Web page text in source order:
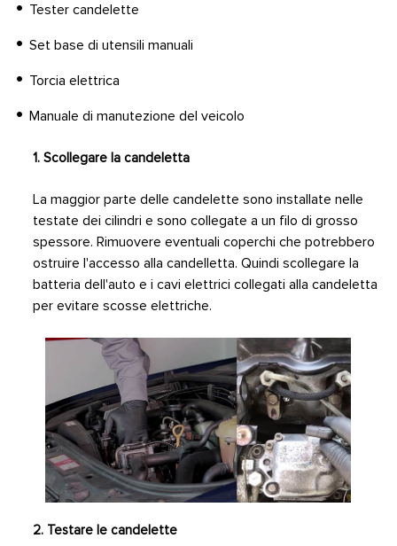
Tester candelette
Set base di utensili manuali
Torcia elettrica
Manuale di manutezione del veicolo
1. Scollegare la candeletta
La maggior parte delle candelette sono installate nelle
testate dei cilindri e sono collegate a un filo di grosso
spessore. Rimuovere eventuali coperchi che potrebbero
ostruire l'accesso alla candelletta. Quindi scollegare la
batteria dell'auto e i cavi elettrici collegati alla candeletta
per evitare scosse elettriche.
2. Testare le candelette